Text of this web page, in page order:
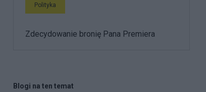
Polityka
Zdecydowanie bronię Pana Premiera
Blogi na ten temat